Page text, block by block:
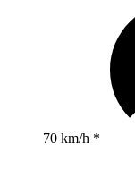
70 km/h *